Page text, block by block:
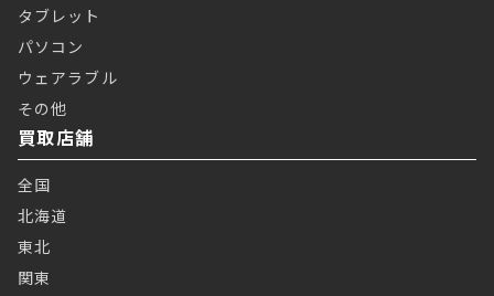
タブレット
パソコン
ウェアラブル
その他
買取店舗
全国
北海道
東北
関東